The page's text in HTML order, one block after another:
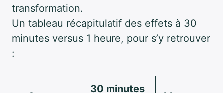
transformation.
Un tableau récapitulatif des effets à 30
minutes versus 1 heure, pour s’y retrouver
:
30 minutes